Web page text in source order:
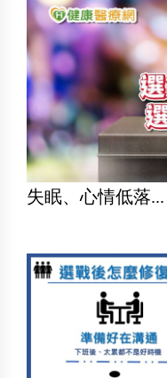
失眠、心情低落